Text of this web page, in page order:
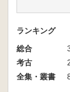
史时期政治
社会生产、
的发展过程
济、文化历
历史本来面
《书法·纸
ランキング
総合
考古
全集・叢書